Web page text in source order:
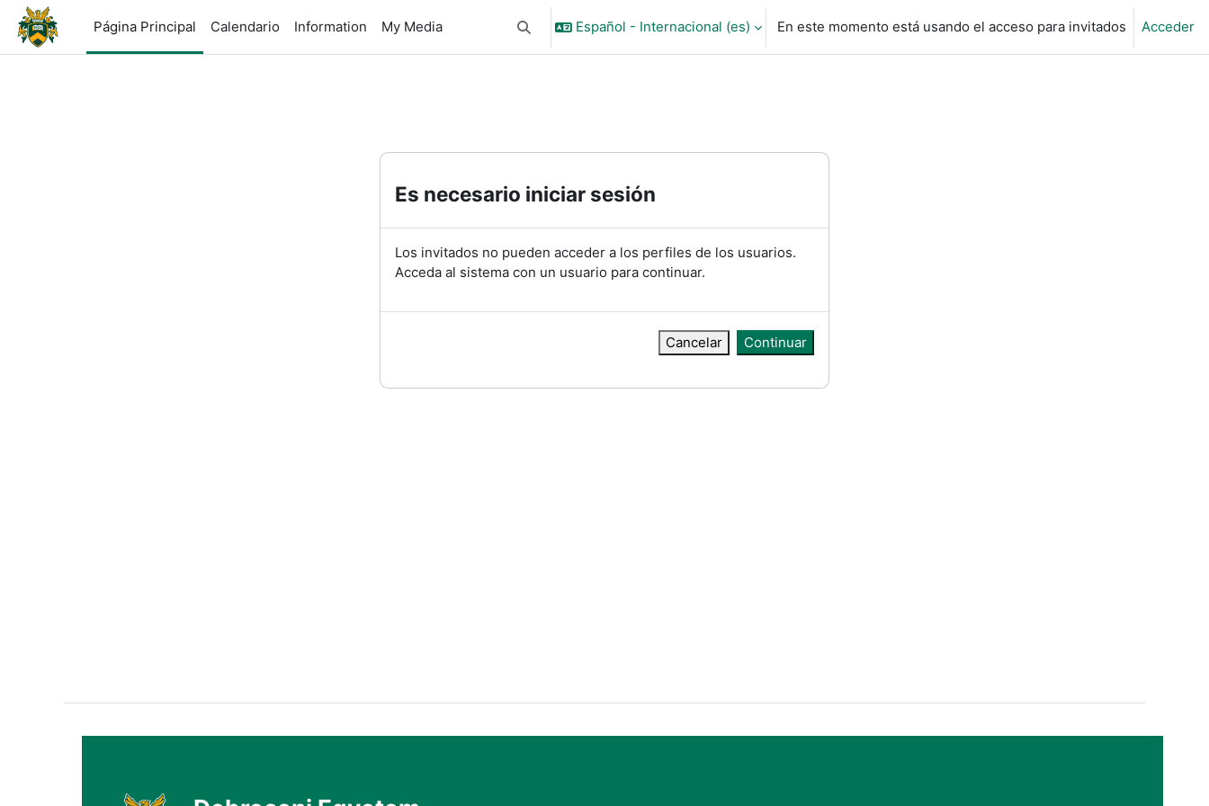
Salta al contenido principal
Página Principal
Calendario Information My Media Selector de búsqueda de entrada
Español - Internacional ‎(es)‎ En este momento está usando el acceso para invitados Acceder
Es necesario iniciar sesión
Los invitados no pueden acceder a los perfiles de los usuarios.
Acceda al sistema con un usuario para continuar.
Cancelar Continuar